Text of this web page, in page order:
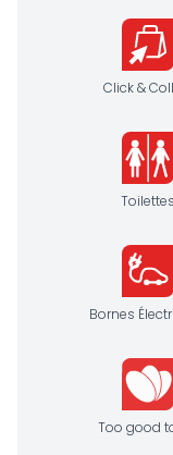
Click &
Toilettes
Bornes
Too good